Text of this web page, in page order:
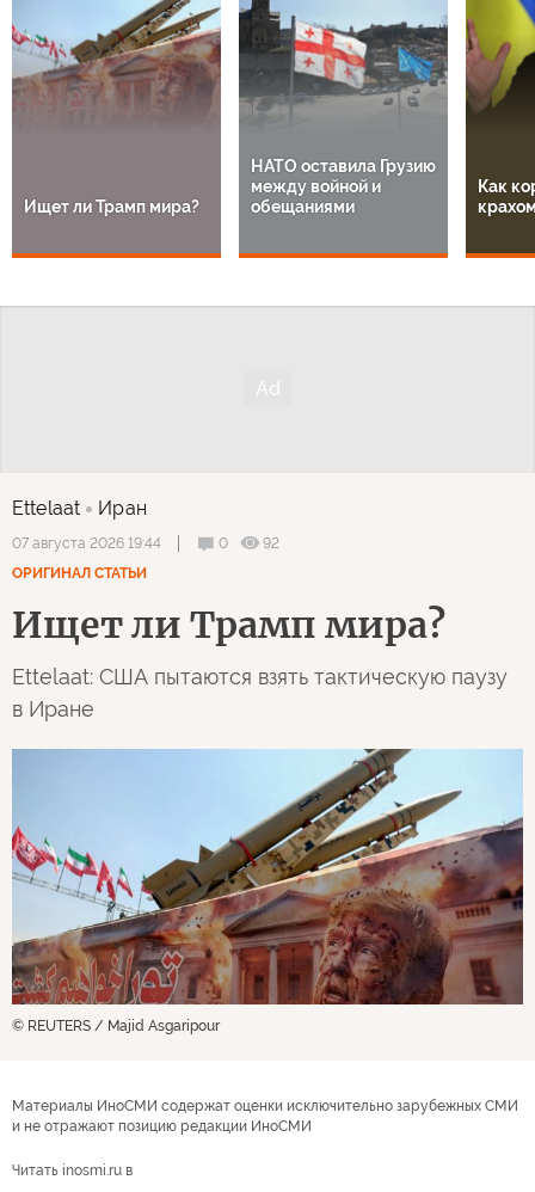
Ищет ли Трамп мира?
НАТО оставила Грузию
между войной и
обещаниями
Как
Ettelaat Иран
07 августа 2026 19:44 0
92
ОРИГИНАЛ СТАТЬИ
Ищет ли Трамп мира?
Ettelaat: США пытаются взять тактическую паузу
в Иране
© REUTERS / Majid Asgaripour
Материалы ИноСМИ содержат оценки исключительно зарубежных СМИ
и не отражают позицию редакции ИноСМИ
Читать inosmi.ru в